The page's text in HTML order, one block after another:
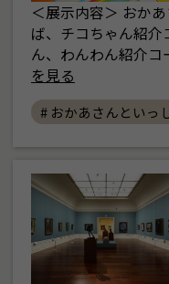
＜展示内容＞ おか
ば、チコちゃん紹介
ん、わんわん紹介
を見る
# おかあさんといっ